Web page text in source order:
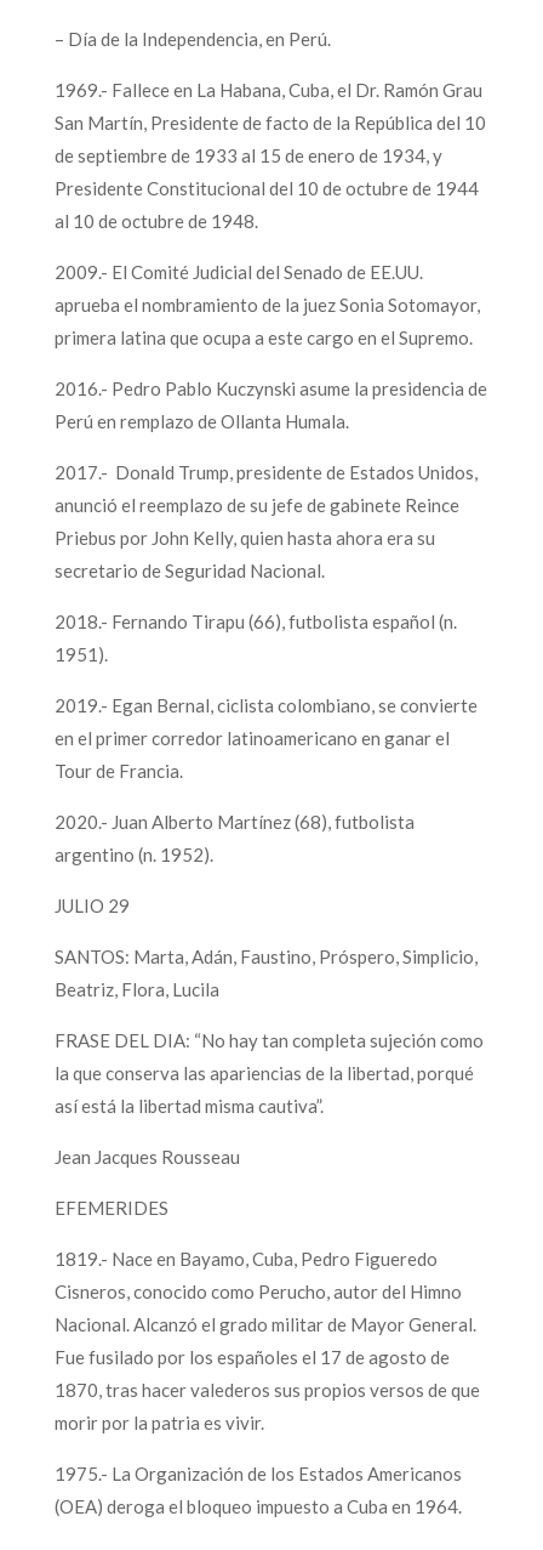
– Día de la Independencia, en Perú.
1969.- Fallece en La Habana, Cuba, el Dr. Ramón Grau
San Martín, Presidente de facto de la República del 10
de septiembre de 1933 al 15 de enero de 1934, y
Presidente Constitucional del 10 de octubre de 1944
al 10 de octubre de 1948.
2009.- El Comité Judicial del Senado de EE.UU.
aprueba el nombramiento de la juez Sonia Sotomayor,
primera latina que ocupa a este cargo en el Supremo.
2016.- Pedro Pablo Kuczynski asume la presidencia de
Perú en remplazo de Ollanta Humala.
2017.- Donald Trump, presidente de Estados Unidos,
anunció el reemplazo de su jefe de gabinete Reince
Priebus por John Kelly, quien hasta ahora era su
secretario de Seguridad Nacional.
2018.- Fernando Tirapu (66), futbolista español (n.
1951).
2019.- Egan Bernal, ciclista colombiano, se convierte
en el primer corredor latinoamericano en ganar el
Tour de Francia.
2020.- Juan Alberto Martínez (68), futbolista
argentino (n. 1952).
JULIO 29
SANTOS: Marta, Adán, Faustino, Próspero, Simplicio,
Beatriz, Flora, Lucila
FRASE DEL DIA: “No hay tan completa sujeción como
la que conserva las apariencias de la libertad, porqué
así está la libertad misma cautiva”.
Jean Jacques Rousseau
EFEMERIDES
1819.- Nace en Bayamo, Cuba, Pedro Figueredo
Cisneros, conocido como Perucho, autor del Himno
Nacional. Alcanzó el grado militar de Mayor General.
Fue fusilado por los españoles el 17 de agosto de
1870, tras hacer valederos sus propios versos de que
morir por la patria es vivir.
1975.- La Organización de los Estados Americanos
(OEA) deroga el bloqueo impuesto a Cuba en 1964.